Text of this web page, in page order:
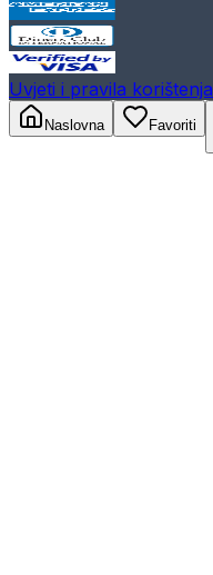
Uvjeti i pravila korištenja
Naslovna
Favoriti